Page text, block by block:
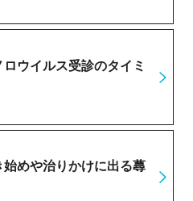
ウイルス受診のタイミ
めや治りかけに出る蕁